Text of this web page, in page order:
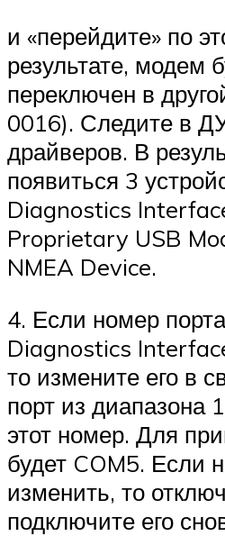
и «перейдите» по
результате, модем
переключен в
0016). Следите в
драйверов. В
появиться 3
Diagnostics
Proprietary USB
NMEA Device.
4. Если номер
Diagnostics
то измените его в
порт из диапазона
этот номер. Для
будет COM5. Если
изменить, то
подключите его